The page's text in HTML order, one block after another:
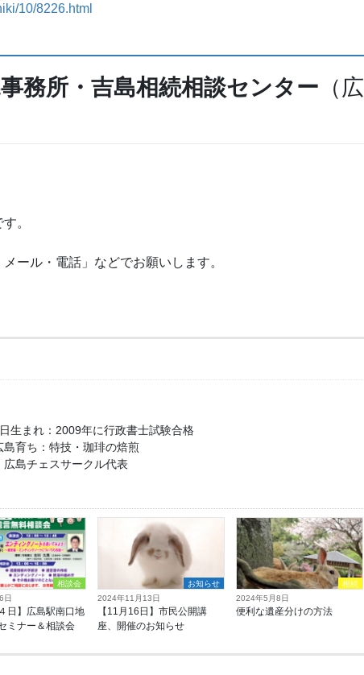
10/8226.html
務所・吉島相続相談センター （広
。
ール・電話」などでお願いします。
生まれ：2009年に行政書士試験合格
島育ち：特技・珈琲の焙煎
広島チェスサークル代表
相談会
日
日】広島駅南口地
ミナー＆相談会
お知らせ
2024年11月13日
【11月16日】市民公開講
座、開催のお知らせ
相続
2024年5月8日
便利な遺産分けの方法